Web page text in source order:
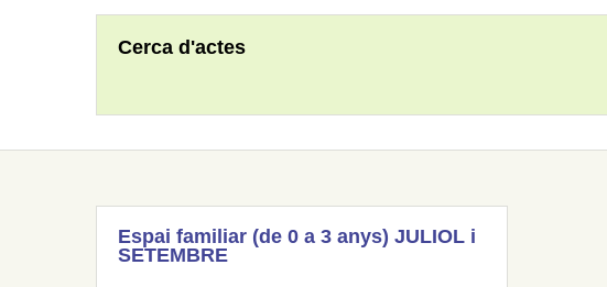
Cerca d'actes
Espai familiar (de 0 a 3 anys) JULIOL i
SETEMBRE